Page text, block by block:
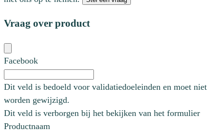
Vraag over product
Facebook
Dit veld is bedoeld voor validatiedoeleinden en moet niet
worden gewijzigd.
Dit veld is verborgen bij het bekijken van het formulier
Productnaam